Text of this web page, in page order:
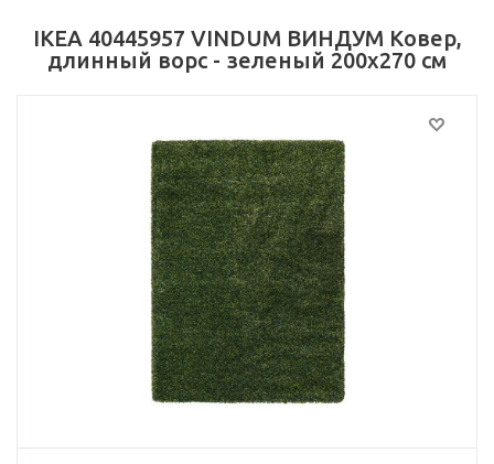
IKEA 40445957 VINDUM ВИНДУМ Ковер,
длинный ворс - зеленый 200x270 см